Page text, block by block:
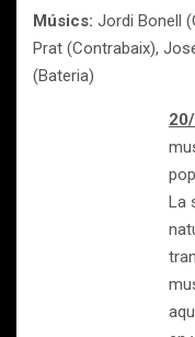
Músics: Jordi Bonell
Prat (Contrabaix),
(Bateria)
La